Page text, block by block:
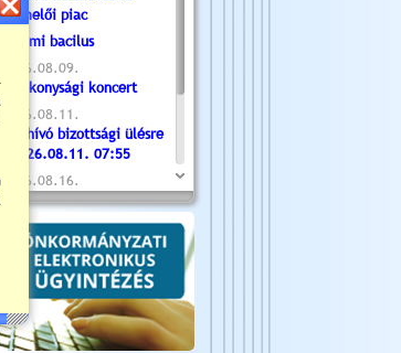
termelői piac
Valami bacilus
2026.08.09.
Jótékonysági koncert
2026.08.11.
Meghívó bizottsági ülésre
- 2026.08.11. 07:55
2026.08.16.
Újvárosi Közlekedési és
Sportnap
2026.08.19.
Ceglédi fotóklub kiállítás
2026.08.20.
Szent István Ünnepe